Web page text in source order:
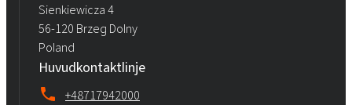
Sienkiewicza 4
56-120 Brzeg Dolny
Poland
Huvudkontaktlinje
+48717942000